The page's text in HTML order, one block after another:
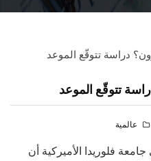
تتوقّع الموعد
عالمية
فلوريدا الأميركية أن